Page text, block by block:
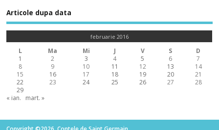
Articole dupa data
februarie 2016
L Ma Mi J V S
D
1
2 3 4 5 6
7
8
9 10 11 12 13
14
15
16 17 18 19 20
21
22
23 24 25 26 27
28
29
« ian.
mart. »